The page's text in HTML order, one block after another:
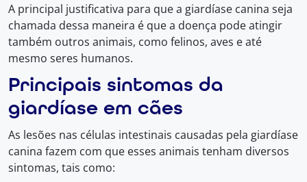
A principal justificativa para que a giardíase canina seja
chamada dessa maneira é que a doença pode atingir
também outros animais, como felinos, aves e até
mesmo seres humanos.
Principais sintomas da
giardíase em cães
As lesões nas células intestinais causadas pela giardíase
canina fazem com que esses animais tenham diversos
sintomas, tais como: